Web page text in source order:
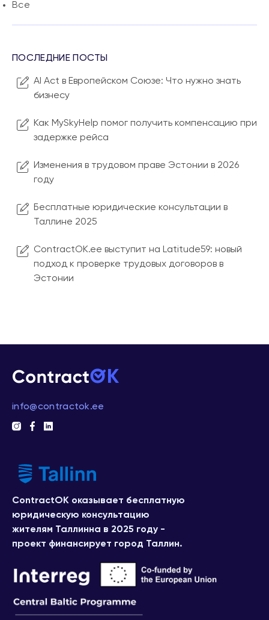
Все
ПОСЛЕДНИЕ ПОСТЫ
AI Act в Европейском Союзе: Что нужно знать
бизнесу
Как MySkyHelp помог получить компенсацию при
задержке рейса
Изменения в трудовом праве Эстонии в 2026
году
Бесплатные юридические консультации в
Таллине 2025
ContractOK.ee выступит на Latitude59: новый
подход к проверке трудовых договоров в
Эстонии
info@contractok.ee
ContractOK оказывает бесплатную
юридическую консультацию
жителям Таллинна в 2025 году -
проект финансирует город Таллин.